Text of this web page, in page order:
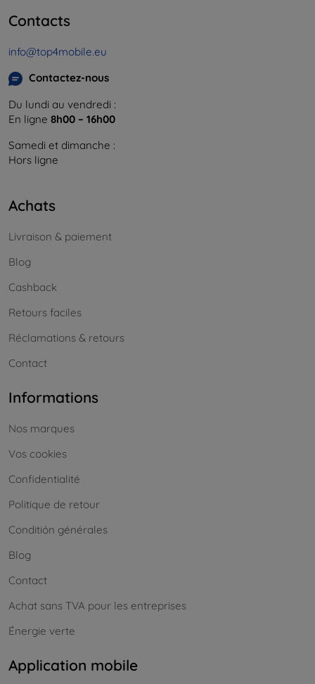
Contacts
info@top4mobile.eu
Contactez-nous
Du lundi au vendredi :
En ligne 8h00 – 16h00
Samedi et dimanche :
Hors ligne
Achats
Livraison & paiement
Blog
Cashback
Retours faciles
Réclamations & retours
Contact
Informations
Nos marques
Vos cookies
Confidentialité
Politique de retour
Conditión générales
Blog
Contact
Achat sans TVA pour les entreprises
Énergie verte
Application mobile